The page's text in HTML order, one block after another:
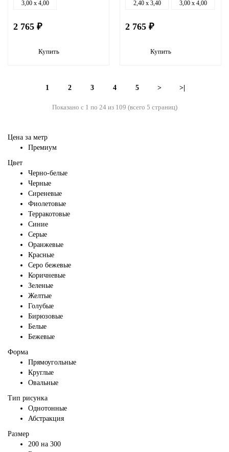
3,00 x 4,00
2 765 ₽
Купить
2,40 x 3,40 3,00 x 4,00
2 765 ₽
Купить
1 2 3 4 5 > >|
Показано с 1 по 24 из 109 (всего 5 страниц)
Цена за метр
Премиум
Цвет
Черно-белые
Черные
Сиреневые
Фиолетовые
Терракотовые
Синие
Серые
Оранжевые
Красные
Серо бежевые
Коричневые
Зеленые
Желтые
Голубые
Бирюзовые
Белые
Бежевые
Форма
Прямоугольные
Круглые
Овальные
Тип рисунка
Однотонные
Абстракция
Размер
200 на 300